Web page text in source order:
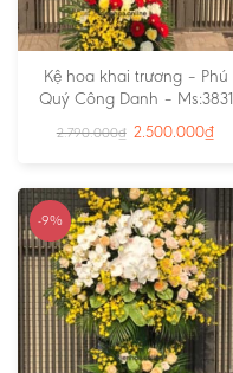
Kệ hoa khai trương – Phú
Quý Công Danh – Ms:3831
2.790.000₫ 2.500.000₫
-9%